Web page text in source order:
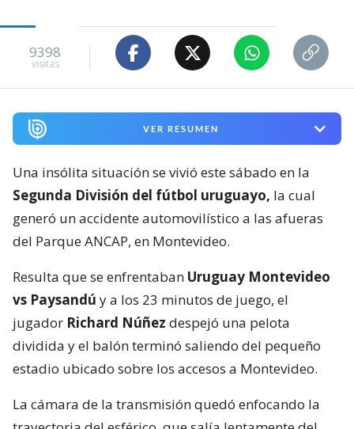
9398
visitas
VER RESUMEN
Una insólita situación se vivió este sábado en la
Segunda División del fútbol uruguayo, la cual
generó un accidente automovilístico a las afueras
del Parque ANCAP, en Montevideo.
Resulta que se enfrentaban Uruguay Montevideo
vs Paysandú y a los 23 minutos de juego, el
jugador Richard Núñez despejó una pelota
dividida y el balón terminó saliendo del pequeño
estadio ubicado sobre los accesos a Montevideo.
La cámara de la transmisión quedó enfocando la